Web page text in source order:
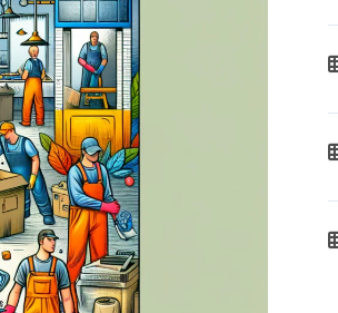
Работы!